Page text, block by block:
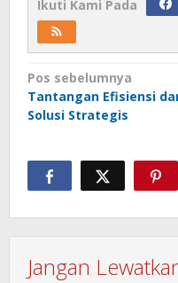
Ikuti Kami Pada
Navigasi
pos
Pos sebelumnya
Tantangan Efisiensi
Solusi Strategis
Jangan